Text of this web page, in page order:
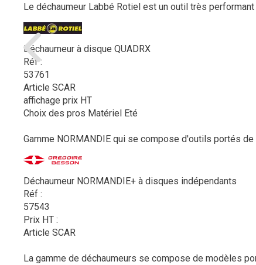
Le déchaumeur Labbé Rotiel est un outil très
Déchaumeur à disque QUADRX
Réf :
53761
Article SCAR
affichage prix HT
Choix des pros Matériel Eté
Gamme NORMANDIE qui se compose d'outils portés
Déchaumeur NORMANDIE+ à disques indépendants
Réf :
57543
Prix HT :
Article SCAR
La gamme de déchaumeurs se compose de modèles